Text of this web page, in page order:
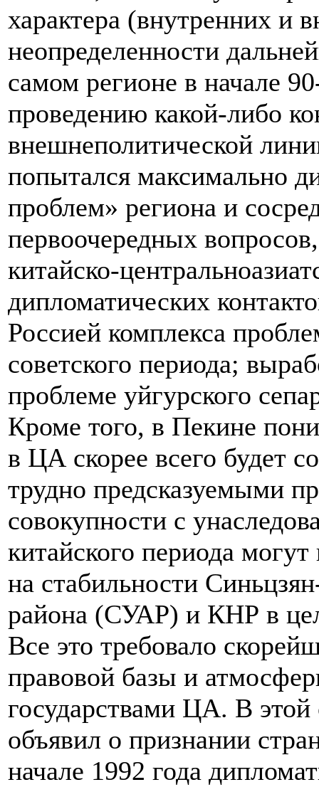
характера (внутренних и
неопределенности
самом регионе в начале
проведению какой-либо
внешнеполитической
попытался максимально
проблем» региона и
первоочередных
китайско-
дипломатических
Россией комплекса
советского периода;
проблеме уйгурского
Кроме того, в Пекине
в ЦА скорее всего будет
трудно предсказуемыми
совокупности с
китайского периода
на стабильности
района (СУАР) и КНР в
Все это требовало
правовой базы и
государствами ЦА. В
объявил о признании
начале 1992 года